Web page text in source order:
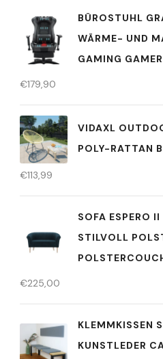
BÜROSTUHL
WÄRME- UND
GAMING
€179,90
VIDAXL
POLY-RATTAN
€113,99
SOFA ESPERO
STILVOLL
€225,00
KLEMMKISSEN
KUNSTLEDER